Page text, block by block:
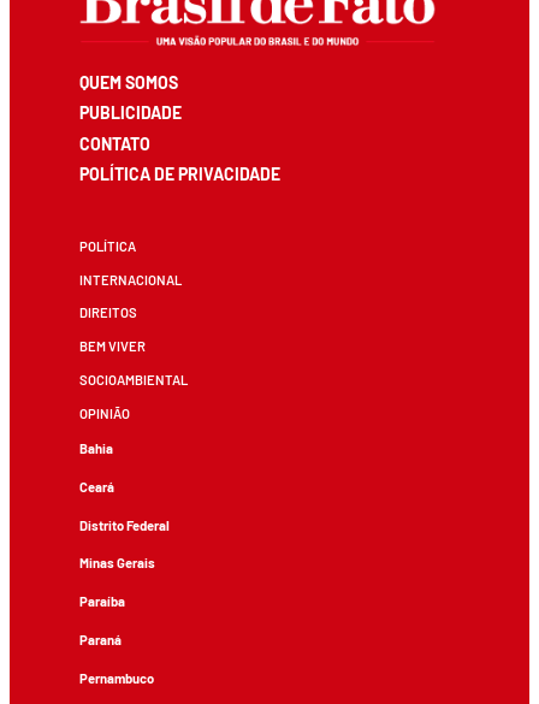
QUEM SOMOS
PUBLICIDADE
CONTATO
POLÍTICA DE PRIVACIDADE
POLÍTICA
INTERNACIONAL
DIREITOS
BEM VIVER
SOCIOAMBIENTAL
OPINIÃO
Bahia
Ceará
Distrito Federal
Minas Gerais
Paraíba
Paraná
Pernambuco